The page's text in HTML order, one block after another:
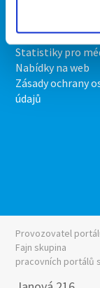
Upravit
Statistiky pro
Nabídky na web
Zásady ochrany
údajů
Provozovatel
Fajn skupina
pracovních portálů